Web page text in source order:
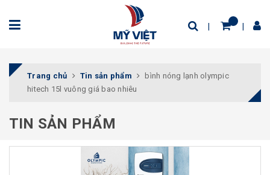
Trang chủ Tin sản phẩm
bình nóng lạnh olympic
hitech 15l vuông giá bao nhiêu
TIN SẢN PHẨM